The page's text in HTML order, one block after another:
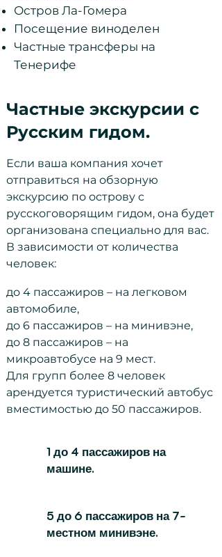
Остров Ла-Гомера
Посещение виноделен
Частные трансферы на
Тенерифе
Частные экскурсии с
Русским гидом.
Если ваша компания хочет
отправиться на обзорную
экскурсию по острову с
русскоговорящим гидом, она будет
организована специально для вас.
В зависимости от количества
человек:
до 4 пассажиров – на легковом
автомобиле,
до 6 пассажиров – на минивэне,
до 8 пассажиров – на
микроавтобусе на 9 мест.
Для групп более 8 человек
арендуется туристический автобус
вместимостью до 50 пассажиров.
1 до 4 пассажиров на
машине.
5 до 6 пассажиров на 7-
местном минивэне.